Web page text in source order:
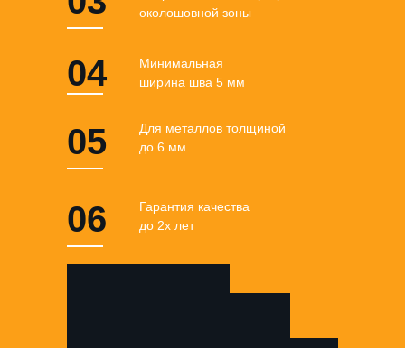
Минимальная
ширина шва 5 мм
Для металлов толщиной
до 6 мм
околошовной зоны
Гарантия качества
до 2х лет
04
05
06